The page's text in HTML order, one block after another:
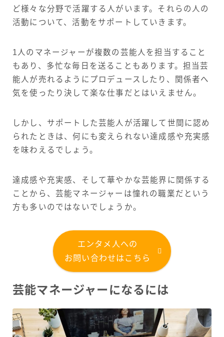
ど様々な分野で活躍する人がいます。それらの人の
活動について、活動をサポートしていきます。
1人のマネージャーが複数の芸能人を担当すること
もあり、多忙な毎日を送ることもあります。担当芸
能人が売れるようにプロデュースしたり、関係者へ
気を使ったり決して楽な仕事だとはいえません。
しかし、サポートした芸能人が活躍して世間に認め
られたときは、何にも変えられない達成感や充実感
を味わえるでしょう。
達成感や充実感、そして華やかな芸能界に関係する
ことから、芸能マネージャーは憧れの職業だという
方も多いのではないでしょうか。
エンタメ人への
お問い合わせはこちら
芸能マネージャーになるには